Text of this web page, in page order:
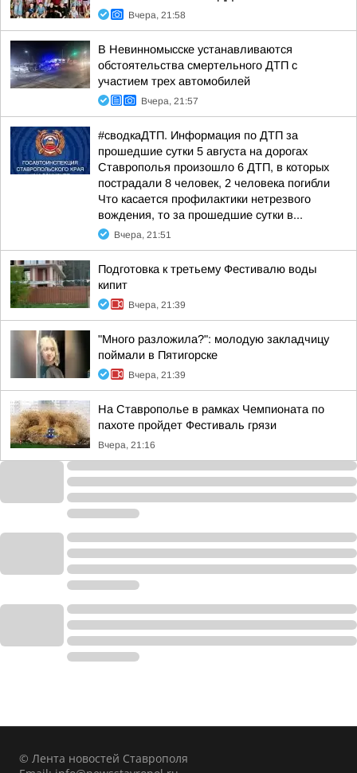
Вчера, 21:58
В Невинномысске устанавливаются
обстоятельства смертельного ДТП с
участием трех автомобилей
Вчера, 21:57
#сводкаДТП. Информация по ДТП за
прошедшие сутки 5 августа на дорогах
Ставрополья произошло 6 ДТП, в которых
пострадали 8 человек, 2 человека погибли
Что касается профилактики нетрезвого
вождения, то за прошедшие сутки в...
Вчера, 21:51
Подготовка к третьему Фестивалю воды
кипит
Вчера, 21:39
"Много разложила?": молодую закладчицу
поймали в Пятигорске
Вчера, 21:39
На Ставрополье в рамках Чемпионата по
пахоте пройдет Фестиваль грязи
Вчера, 21:16
© Лента новостей Ставрополя